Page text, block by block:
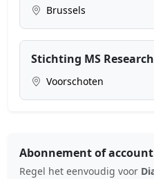
Brussels
Stichting MS Research
Voorschoten
Abonnement of
Regel het eenvoudig voor